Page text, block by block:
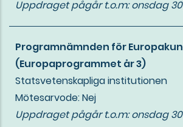
Uppdraget pågår t.o.m:onsdag
Programnämnden för
(Europaprogrammet år 3)
Statsvetenskapliga institutionen
Mötesarvode: Nej
Uppdraget pågår t.o.m:onsdag